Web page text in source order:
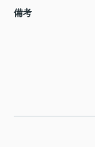
備考